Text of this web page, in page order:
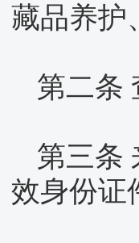
藏品养护
第二条
第三条
效身份证